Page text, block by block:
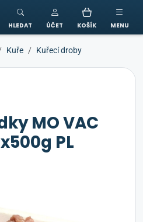
HLEDAT ÚČET KOŠÍK MENU
Kuře Kuřecí droby
MO VAC
PL